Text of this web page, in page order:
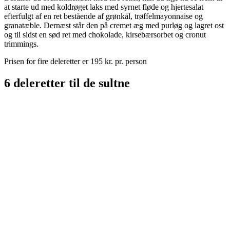
at starte ud med koldrøget laks med syrnet fløde og hjertesalat
efterfulgt af en ret bestående af grønkål, trøffelmayonnaise og
granatæble. Dernæst står den på cremet æg med purløg og lagret ost
og til sidst en sød ret med chokolade, kirsebærsorbet og cronut
trimmings.
Prisen for fire deleretter er 195 kr. pr. person
6 deleretter til de sultne